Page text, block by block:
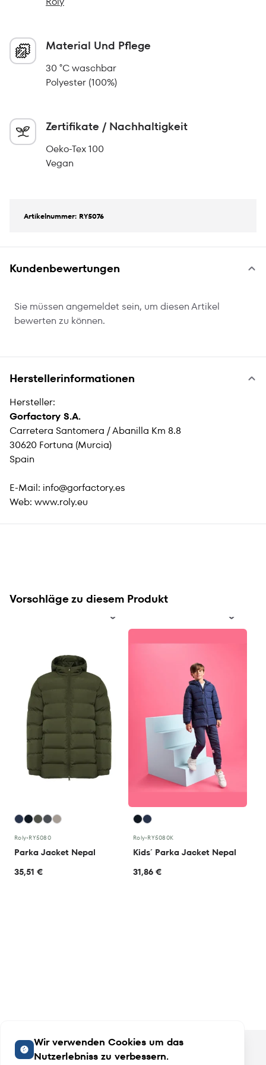
Material Und Pflege
30 °C waschbar
Polyester (100%)
Zertifikate / Nachhaltigkeit
Oeko-Tex 100
Vegan
Artikelnummer: RY5076
Kundenbewertungen
Sie müssen angemeldet sein, um diesen Artikel
bewerten zu können.
Herstellerinformationen
Hersteller:
Gorfactory S.A.
Carretera Santomera / Abanilla Km 8.8
30620 Fortuna (Murcia)
Spain
E-Mail: info@gorfactory.es
Web: www.roly.eu
Vorschläge zu diesem Produkt
Roly•RY5080
Parka Jacket Nepal
35,51 €
Roly•RY5080K
Kids´ Parka Jacket Nepal
31,86 €
Wir verwenden Cookies um das
Nutzerlebniss zu verbessern.